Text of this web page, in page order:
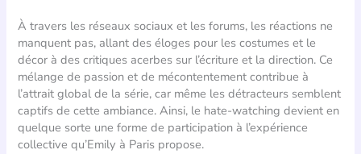
À travers les réseaux sociaux et les forums, les réactions ne
manquent pas, allant des éloges pour les costumes et le
décor à des critiques acerbes sur l’écriture et la direction. Ce
mélange de passion et de mécontentement contribue à
l’attrait global de la série, car même les détracteurs semblent
captifs de cette ambiance. Ainsi, le hate-watching devient en
quelque sorte une forme de participation à l’expérience
collective qu’Emily à Paris propose.